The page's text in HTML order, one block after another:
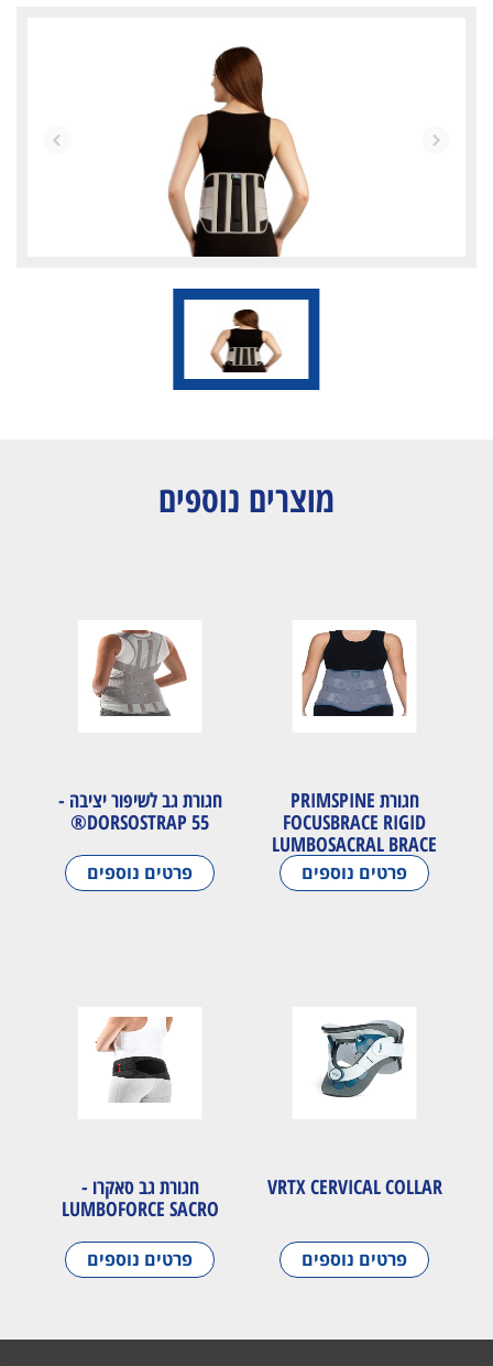
מוצרים נוספים
חגורת PRIMSPINE
FOCUSBRACE RIGID
LUMBOSACRAL BRACE
PRS660 - LSO
פרטים נוספים
חגורת גב לשיפור יציבה -
DORSOSTRAP 55®
פרטים נוספים
VRTX CERVICAL COLLAR
פרטים נוספים
חגורת גב סאקרו -
LUMBOFORCE SACRO
פרטים נוספים